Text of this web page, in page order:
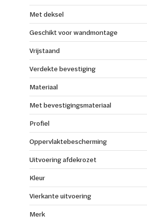
Met deksel
Geschikt voor wandmontage
Vrijstaand
Verdekte bevestiging
Materiaal
Met bevestigingsmateriaal
Profiel
Oppervlaktebescherming
Uitvoering afdekrozet
Kleur
Vierkante uitvoering
Merk